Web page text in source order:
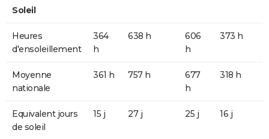
Soleil
Heures
d'ensoleillement
364
h
638 h
606
h
373 h
Moyenne
nationale
361 h 757 h
677
h
318 h
Equivalent jours
de soleil
15 j 27 j 25 j 16 j